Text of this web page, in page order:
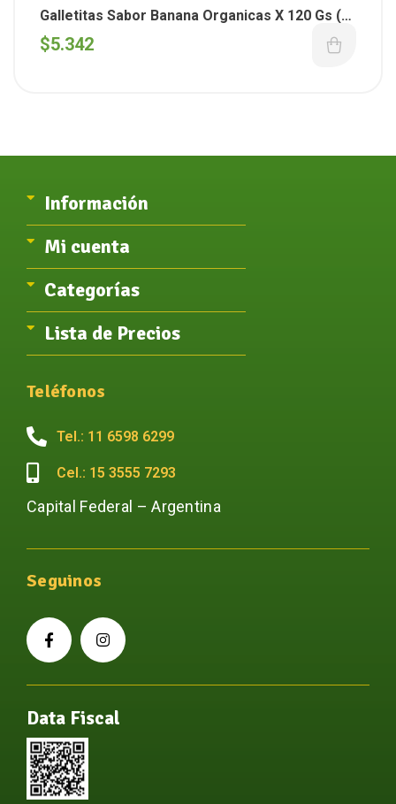
SMOOKIES ,Organicos
Galletitas Sabor Banana Organicas X 120 Gs (
Smookies )
$5.342
Información
Mi cuenta
Categorías
Lista de Precios
Teléfonos
Tel.: 11 6598 6299
Cel.: 15 3555 7293
Capital Federal – Argentina
Seguinos
Data Fiscal